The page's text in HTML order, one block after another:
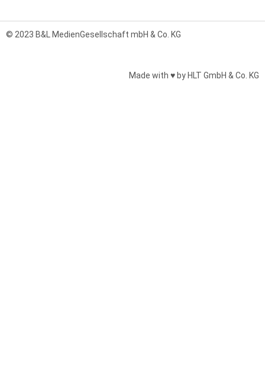
© 2023 B&L MedienGesellschaft mbH & Co. KG
Made with ♥ by HLT GmbH & Co. KG